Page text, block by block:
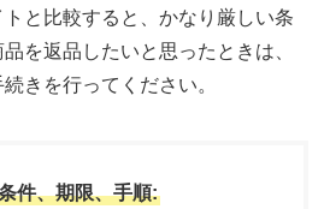
と比較すると、かなり厳しい条
を返品したいと思ったときは、
きを行ってください。
件、期限、手順: